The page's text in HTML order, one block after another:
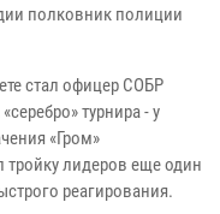
полковник полиции
стал офицер СОБР
турнира - у
«Гром»
лидеров еще один
реагирования.